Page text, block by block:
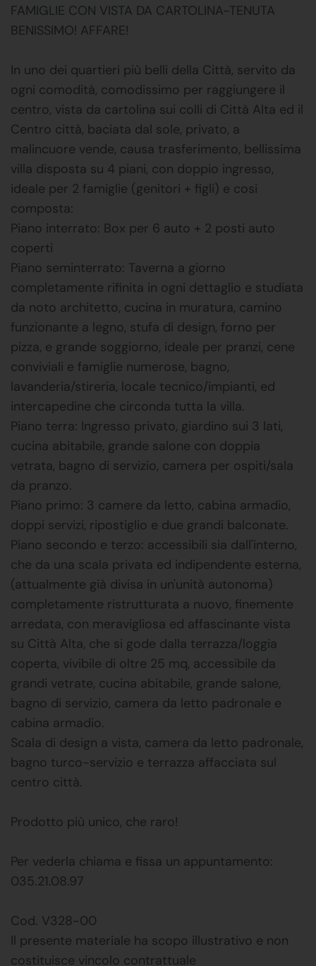
FAMIGLIE CON VISTA DA CARTOLINA-TENUTA
BENISSIMO! AFFARE!
In uno dei quartieri più belli della Città, servito da
ogni comodità, comodissimo per raggiungere il
centro, vista da cartolina sui colli di Città Alta ed il
Centro città, baciata dal sole, privato, a
malincuore vende, causa trasferimento, bellissima
villa disposta su 4 piani, con doppio ingresso,
ideale per 2 famiglie (genitori + figli) e cosi
composta:
Piano interrato: Box per 6 auto + 2 posti auto
coperti
Piano seminterrato: Taverna a giorno
completamente rifinita in ogni dettaglio e studiata
da noto architetto, cucina in muratura, camino
funzionante a legno, stufa di design, forno per
pizza, e grande soggiorno, ideale per pranzi, cene
conviviali e famiglie numerose, bagno,
lavanderia/stireria, locale tecnico/impianti, ed
intercapedine che circonda tutta la villa.
Piano terra: Ingresso privato, giardino sui 3 lati,
cucina abitabile, grande salone con doppia
vetrata, bagno di servizio, camera per ospiti/sala
da pranzo.
Piano primo: 3 camere da letto, cabina armadio,
doppi servizi, ripostiglio e due grandi balconate.
Piano secondo e terzo: accessibili sia dall'interno,
che da una scala privata ed indipendente esterna,
(attualmente già divisa in un'unità autonoma)
completamente ristrutturata a nuovo, finemente
arredata, con meravigliosa ed affascinante vista
su Città Alta, che si gode dalla terrazza/loggia
coperta, vivibile di oltre 25 mq, accessibile da
grandi vetrate, cucina abitabile, grande salone,
bagno di servizio, camera da letto padronale e
cabina armadio.
Scala di design a vista, camera da letto padronale,
bagno turco-servizio e terrazza affacciata sul
centro città.
Prodotto più unico, che raro!
Per vederla chiama e fissa un appuntamento:
035.21.08.97
Cod. V328-00
Il presente materiale ha scopo illustrativo e non
costituisce vincolo contrattuale